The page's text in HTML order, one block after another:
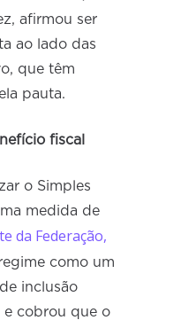
afirmou ser
ao lado das
que têm
pauta.
fiscal
o Simples
medida de
da Federação,
como um
inclusão
e cobrou que o